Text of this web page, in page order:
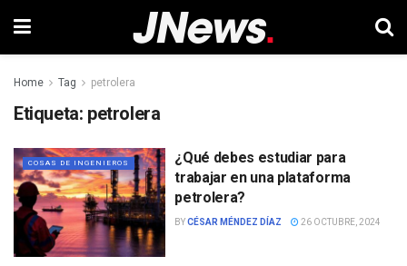
Home Tag petrolera
Etiqueta: petrolera
COSAS DE INGENIEROS
¿Qué debes estudiar para
trabajar en una plataforma
petrolera?
BYCÉSAR MÉNDEZ DÍAZ 26 OCTUBRE, 2024